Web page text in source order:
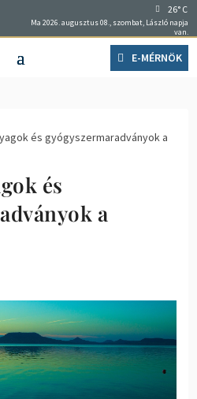
26° C
Ma 2026. augusztus 08., szombat, László napja
van.
E-MÉRNÖK
és gyógyszermaradványok a
és
a